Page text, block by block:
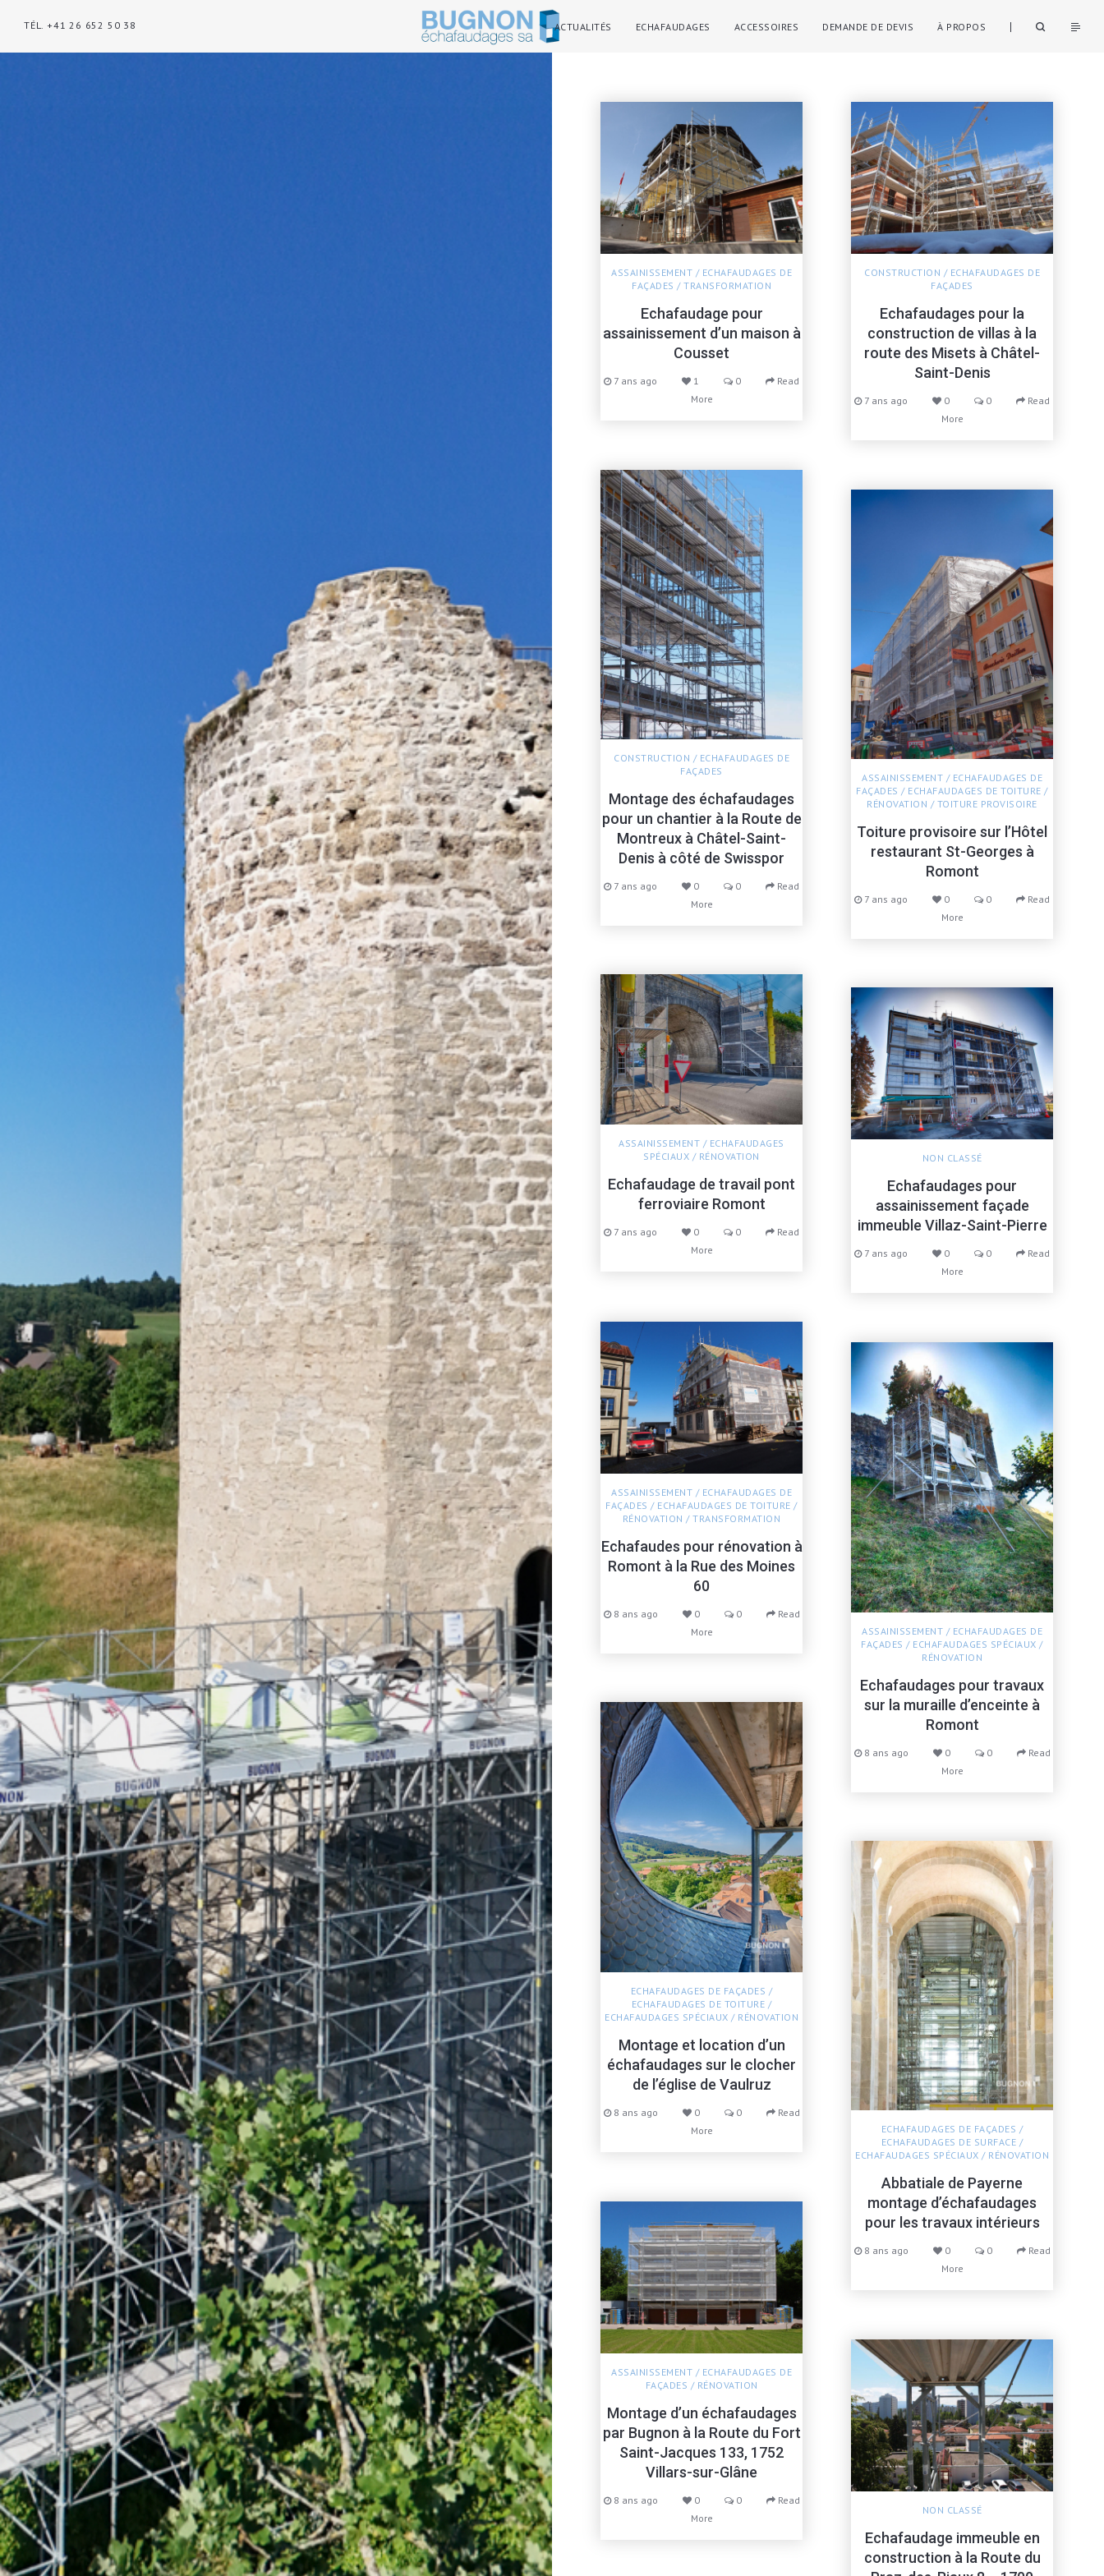
TÉL. +41 26 652 50 38 ACTUALITÉS ECHAFAUDAGES ACCESSOIRES DEMANDE DE DEVIS À PROPOS
ASSAINISSEMENT / ECHAFAUDAGES DE
FAÇADES / TRANSFORMATION
Echafaudage pour
assainissement d’un maison à
Cousset
7 ans ago 1 0
Read
More
CONSTRUCTION / ECHAFAUDAGES DE
FAÇADES
Echafaudages pour la
construction de villas à la
route des Misets à Châtel-
Saint-Denis
7 ans ago 0 0
Read
More
CONSTRUCTION / ECHAFAUDAGES DE
FAÇADES
Montage des échafaudages
pour un chantier à la Route de
Montreux à Châtel-Saint-
Denis à côté de Swisspor
7 ans ago 0 0
Read
More
ASSAINISSEMENT / ECHAFAUDAGES DE
FAÇADES / ECHAFAUDAGES DE TOITURE /
RÉNOVATION / TOITURE PROVISOIRE
Toiture provisoire sur l’Hôtel
restaurant St-Georges à
Romont
7 ans ago 0 0
Read
More
ASSAINISSEMENT / ECHAFAUDAGES
SPÉCIAUX / RÉNOVATION
Echafaudage de travail pont
ferroviaire Romont
7 ans ago 0 0
Read
More
NON CLASSÉ
Echafaudages pour
assainissement façade
immeuble Villaz-Saint-Pierre
7 ans ago 0 0
Read
More
ASSAINISSEMENT / ECHAFAUDAGES DE
FAÇADES / ECHAFAUDAGES DE TOITURE /
RÉNOVATION /TRANSFORMATION
Echafaudes pour rénovation à
Romont à la Rue des Moines
60
8 ans ago 0 0
Read
More
ASSAINISSEMENT / ECHAFAUDAGES DE
FAÇADES / ECHAFAUDAGES SPÉCIAUX /
RÉNOVATION
Echafaudages pour travaux
sur la muraille d’enceinte à
Romont
8 ans ago 0 0
Read
More
ECHAFAUDAGES DE FAÇADES /
ECHAFAUDAGES DE TOITURE /
ECHAFAUDAGES SPÉCIAUX / RÉNOVATION
Montage et location d’un
échafaudages sur le clocher
de l’église de Vaulruz
8 ans ago 0 0
Read
More
ECHAFAUDAGES DE FAÇADES /
ECHAFAUDAGES DE SURFACE /
ECHAFAUDAGES SPÉCIAUX / RÉNOVATION
Abbatiale de Payerne
montage d’échafaudages
pour les travaux intérieurs
8 ans ago 0 0
Read
More
ASSAINISSEMENT / ECHAFAUDAGES DE
FAÇADES / RÉNOVATION
Montage d’un échafaudages
par Bugnon à la Route du Fort
Saint-Jacques 133, 1752
Villars-sur-Glâne
8 ans ago 0 0
Read
More
NON CLASSÉ
Echafaudage immeuble en
construction à la Route du